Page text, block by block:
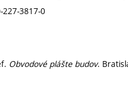
227-3817-0
Obvodové plášte budov.